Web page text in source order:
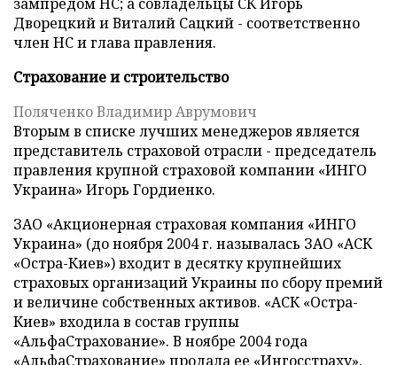
Дворецкий и Виталий Сацкий - соответственно
член НС и глава правления.
Cтрахование и строительство
Поляченко Владимир Аврумович
Вторым в списке лучших менеджеров является
представитель страховой отрасли - председатель
правления крупной страховой компании «ИНГО
Украина» Игорь Гордиенко.
ЗАО «Акционерная страховая компания «ИНГО
Украина» (до ноября 2004 г. называлась ЗАО «АСК
«Остра-Киев») входит в десятку крупнейших
страховых организаций Украины по сбору премий
и величине собственных активов. «АСК «Остра-
Киев» входила в состав группы
«АльфаСтрахование». В ноябре 2004 года
«АльфаСтрахование» продала ее «Ингосстраху».